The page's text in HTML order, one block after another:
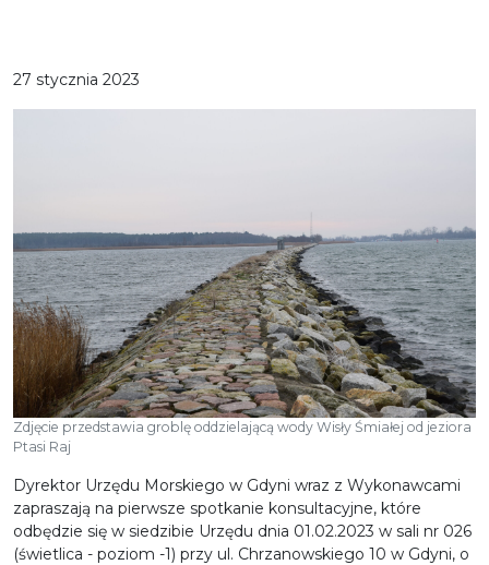
27 stycznia 2023
Zdjęcie przedstawia groblę oddzielającą wody Wisły Śmiałej od jeziora
Ptasi Raj
Dyrektor Urzędu Morskiego w Gdyni wraz z Wykonawcami
zapraszają na pierwsze spotkanie konsultacyjne, które
odbędzie się w siedzibie Urzędu dnia 01.02.2023 w sali nr 026
(świetlica - poziom -1) przy ul. Chrzanowskiego 10 w Gdyni, o